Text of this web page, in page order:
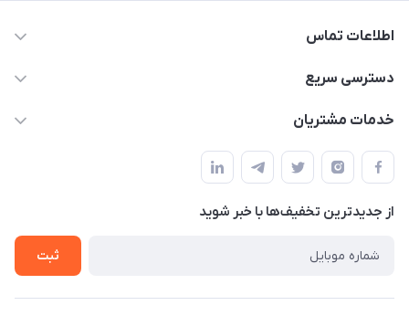
اطلاعات تماس
09165044753
دسترسی سریع
حساب کاربری
لیست محصولات
درباره ما
خدمات مشتریان
قوانین و مقررات
حریم خصوصی
راهنما
از جدید‌ترین تخفیف‌ها با‌ خبر شوید
ثبت